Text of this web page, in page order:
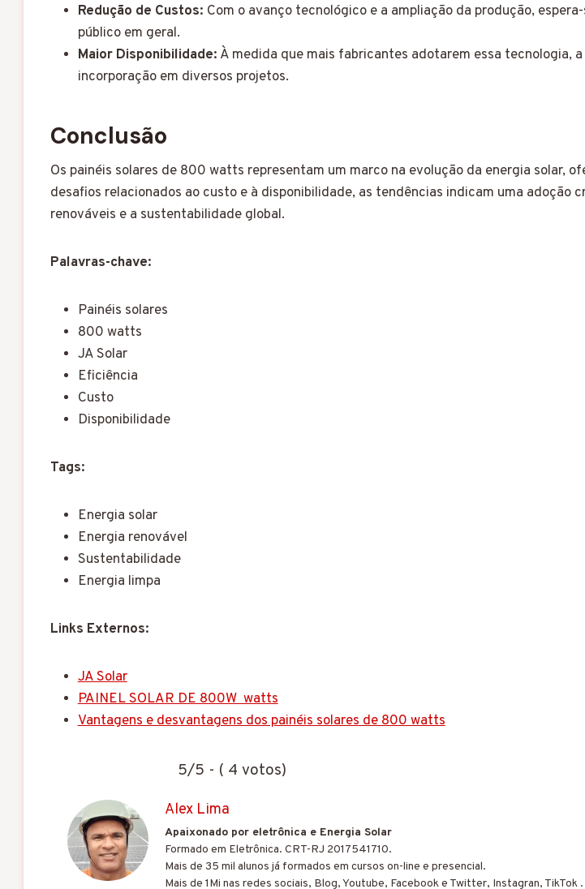
Redução de Custos: Com o avanço tecnológico e a ampliação da produção,
público em geral.
Maior Disponibilidade: À medida que mais fabricantes adotarem essa tecnologia,
incorporação em diversos projetos.
Conclusão
Os painéis solares de 800 watts representam um marco na evolução da energia solar,
desafios relacionados ao custo e à disponibilidade, as tendências indicam uma adoção
renováveis e a sustentabilidade global.
Palavras-chave:
Painéis solares
800 watts
JA Solar
Eficiência
Custo
Disponibilidade
Tags:
Energia solar
Energia renovável
Sustentabilidade
Energia limpa
Links Externos:
JA Solar
PAINEL SOLAR DE 800W watts
Vantagens e desvantagens dos painéis solares de 800 watts
5/5 - ( 4 votos)
Alex Lima
Apaixonado por eletrônica e Energia Solar
Formado em Eletrônica. CRT-RJ 2017541710.
Mais de 35 mil alunos já formados em cursos on-line e presencial.
Mais de 1Mi nas redes sociais, Blog, Youtube, Facebook e Twitter, Instagran, TikTok .